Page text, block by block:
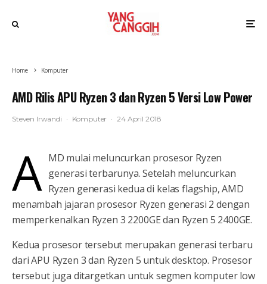
Home Komputer
AMD Rilis APU Ryzen 3 dan Ryzen 5 Versi Low Power
Steven Irwandi · Komputer · 24 April 2018
A MD mulai meluncurkan prosesor Ryzen
generasi terbarunya. Setelah meluncurkan
Ryzen generasi kedua di kelas flagship, AMD
menambah jajaran prosesor Ryzen generasi 2 dengan
memperkenalkan Ryzen 3 2200GE dan Ryzen 5 2400GE.
Kedua prosesor tersebut merupakan generasi terbaru
dari APU Ryzen 3 dan Ryzen 5 untuk desktop. Prosesor
tersebut juga ditargetkan untuk segmen komputer low